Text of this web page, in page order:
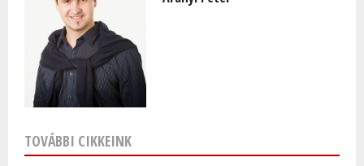
TOVÁBBI CIKKEINK